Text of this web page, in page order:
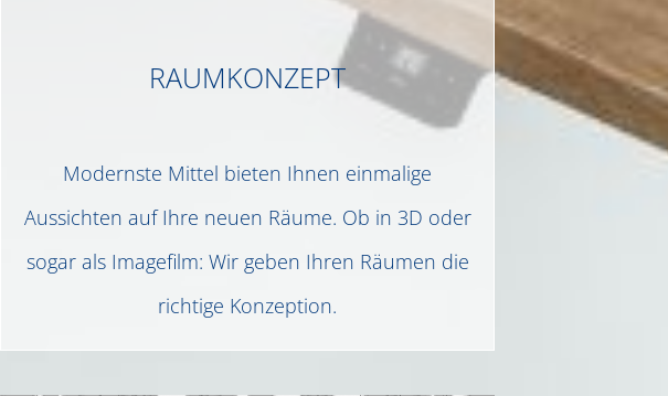
RAUMKONZEPT
Modernste Mittel bieten Ihnen einmalige
Aussichten auf Ihre neuen Räume. Ob in 3D oder
sogar als Imagefilm: Wir geben Ihren Räumen die
richtige Konzeption.